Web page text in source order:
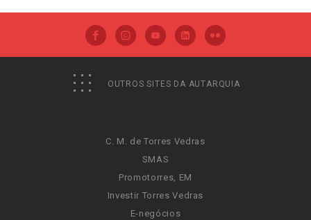
OUTROS SITES DA AUTARQUIA
C. M. de Torres Vedras
SMAS
Promotorres, EM
Investir Torres Vedras
E-negócios